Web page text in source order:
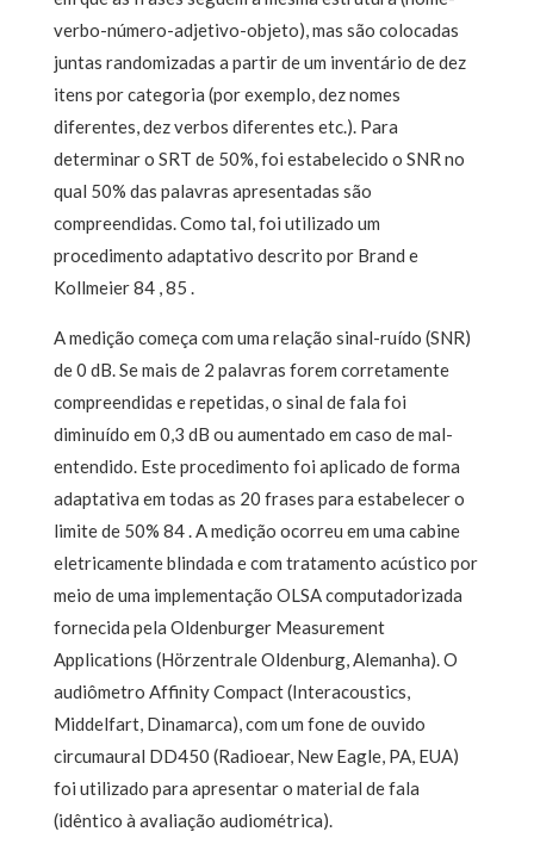
verbo-número-adjetivo-objeto), mas são colocadas
juntas randomizadas a partir de um inventário de dez
itens por categoria (por exemplo, dez nomes
diferentes, dez verbos diferentes etc.). Para
determinar o SRT de 50%, foi estabelecido o SNR no
qual 50% das palavras apresentadas são
compreendidas. Como tal, foi utilizado um
procedimento adaptativo descrito por Brand e
Kollmeier 84 , 85 .
A medição começa com uma relação sinal-ruído (SNR)
de 0 dB. Se mais de 2 palavras forem corretamente
compreendidas e repetidas, o sinal de fala foi
diminuído em 0,3 dB ou aumentado em caso de mal-
entendido. Este procedimento foi aplicado de forma
adaptativa em todas as 20 frases para estabelecer o
limite de 50% 84 . A medição ocorreu em uma cabine
eletricamente blindada e com tratamento acústico por
meio de uma implementação OLSA computadorizada
fornecida pela Oldenburger Measurement
Applications (Hörzentrale Oldenburg, Alemanha). O
audiômetro Affinity Compact (Interacoustics,
Middelfart, Dinamarca), com um fone de ouvido
circumaural DD450 (Radioear, New Eagle, PA, EUA)
foi utilizado para apresentar o material de fala
(idêntico à avaliação audiométrica).